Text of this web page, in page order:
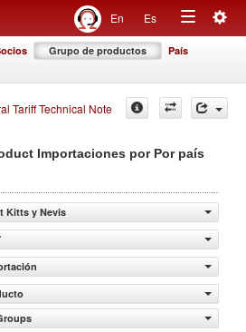
En Es
Toggle
Grupo de productos País
Tariff Technical Note
Importaciones por Por país
Kitts y Nevis